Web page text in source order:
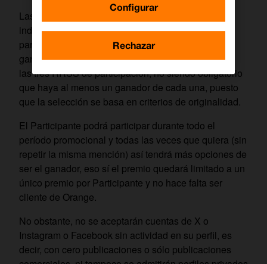
Las cinco (5) menciones más originales
independientemente de la RRSS donde hayan
participado, se llevarán el premio. Es decir que los
ganadores podrán ser seleccionados de una, dos o
las tres RRSS de participación, no siendo obligatorio
que haya al menos un ganador de cada una, puesto
que la selección se basa en criterios de originalidad.
El Participante podrá participar durante todo el
período promocional y todas las veces que quiera (sin
repetir la misma mención) así tendrá más opciones de
ser el ganador, eso sí el premio quedará limitado a un
único premio por Participante y no hace falta ser
cliente de Orange.
No obstante, no se aceptarán cuentas de X o
Instagram o Facebook sin actividad en su perfil, es
decir, con cero publicaciones o sólo publicaciones
Configurar
Rechazar